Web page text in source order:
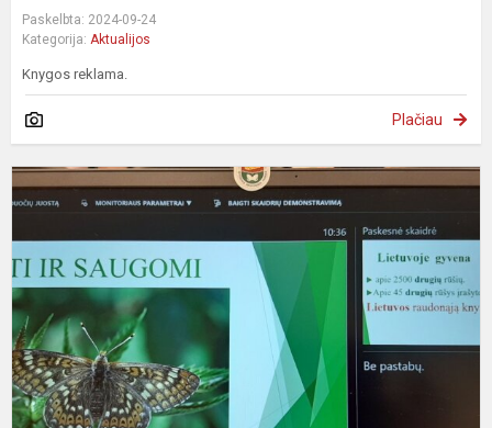
Paskelbta: 2024-09-24
Kategorija: Aktualijos
Knygos reklama.
Plačiau